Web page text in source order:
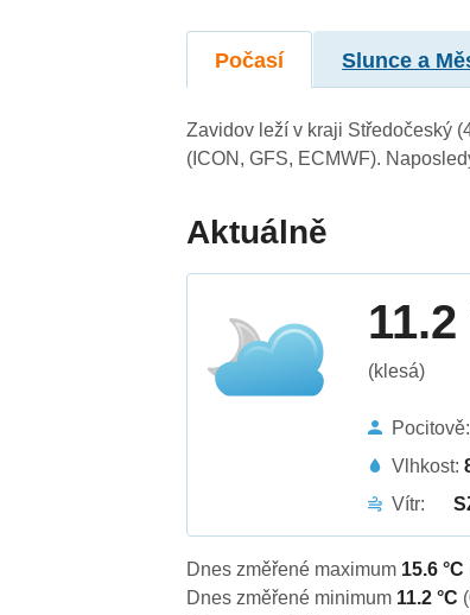
Počasí Slunce a
Zavidov leží v kraji Středočeský
(ICON, GFS, ECMWF).
Aktuálně
11.2
(klesá)
Pocitově:
Vlhkost:
Vítr:
Dnes změřené maximum 15.6 °C
Dnes změřené minimum 11.2 °C